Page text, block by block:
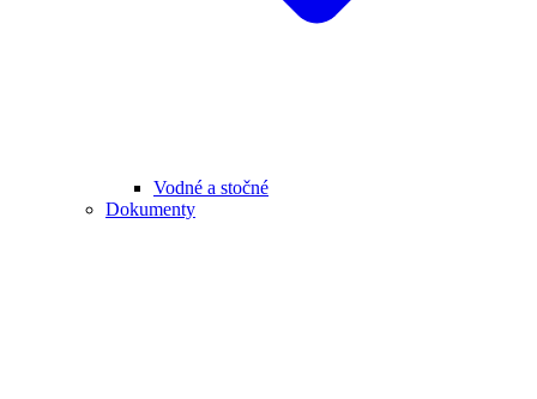
Vodné a stočné
Dokumenty